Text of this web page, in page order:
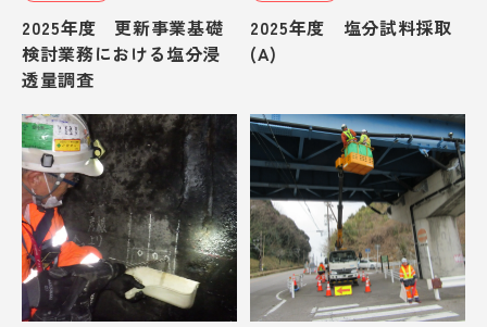
2025年度 更新事業基礎
検討業務における塩分浸
透量調査
2025年度 塩分試料採取
(A)